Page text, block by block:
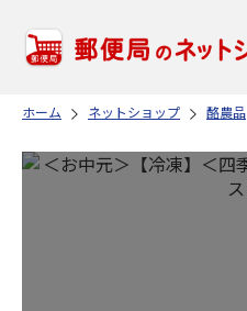
ホーム ネットショップ 酪農品